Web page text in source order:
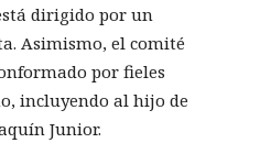
dirigido por un
Asimismo, el comité
por fieles
incluyendo al hijo de
Junior.